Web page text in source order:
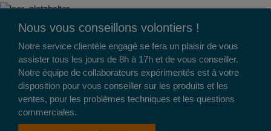
Nous vous conseillons volontiers !
Notre service clientèle engagé se fera un plaisir de vous
assister tous les jours de 8h à 17h et de vous conseiller.
Notre équipe de collaborateurs expérimentés est à votre
disposition pour vous conseiller sur les produits et les
ventes, pour les problèmes techniques et les questions
commerciales.